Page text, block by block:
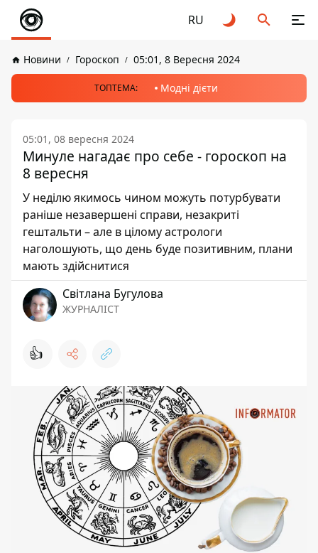
RU
Новини Гороскоп 05:01, 8 Вересня 2024
ТОПТЕМА: Модні дієти
05:01, 08 вересня 2024
Минуле нагадає про себе - гороскоп на
8 вересня
У неділю якимось чином можуть потурбувати
раніше незавершені справи, незакриті
гештальти – але в цілому астрологи
наголошують, що день буде позитивним, плани
мають здійснитися
Світлана Бугулова
ЖУРНАЛІСТ
👍